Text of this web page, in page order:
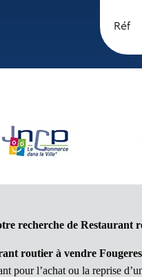
Réf
recherche de Restaurant
routier à vendre Fougeres
pour l’achat ou la reprise